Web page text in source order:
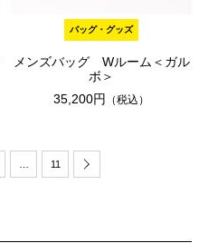
バッグ・グッズ
メンズバッグ Wルーム＜ガル
ボ＞
35,200円
（税込）
11